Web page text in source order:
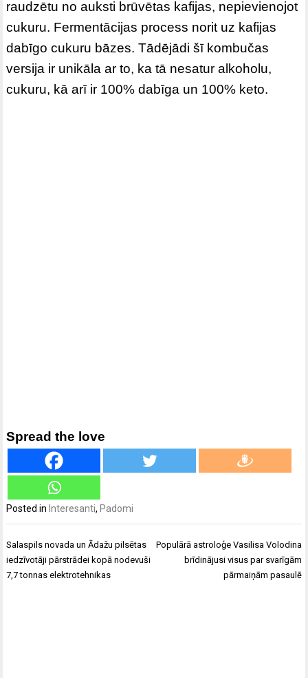
raudzētu no auksti brūvētas kafijas, nepievienojot
cukuru. Fermentācijas process norit uz kafijas
dabīgo cukuru bāzes. Tādējādi šī kombučas
versija ir unikāla ar to, ka tā nesatur alkoholu,
cukuru, kā arī ir 100% dabīga un 100% keto.
Spread the love
Posted in Interesanti, Padomi
Ziņu
izvēlne
Salaspils novada un Ādažu pilsētas
iedzīvotāji pārstrādei kopā nodevuši
7,7 tonnas elektrotehnikas
Populārā astroloģe Vasilisa Volodina
brīdinājusi visus par svarīgām
pārmaiņām pasaulē